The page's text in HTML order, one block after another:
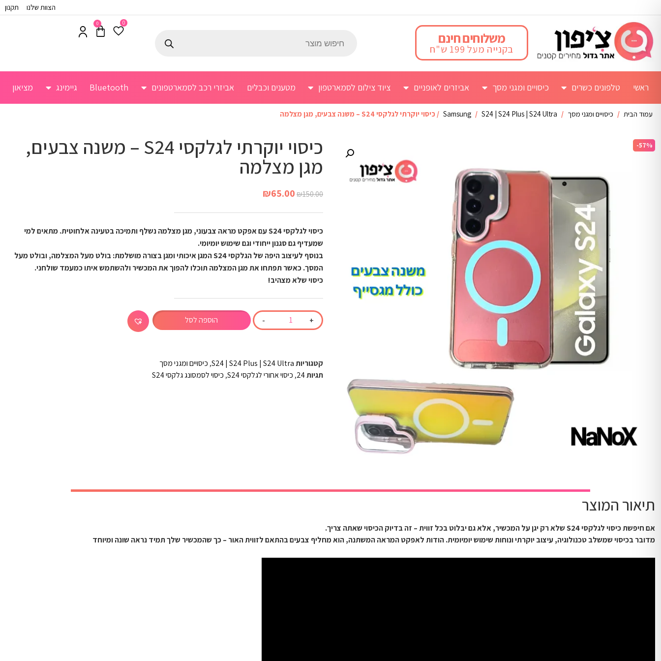
הצוות שלנו תקנון
משלוחים חינם
בקנייה מעל 199 ש"ח
0
0
ראשי טלפונים כשרים כיסויים ומגני מסך אביזרים לאופניים ציוד צילום לסמארטפון מטענים וכבלים אביזרי רכב לסמארטפונים Bluetooth גיימינג מציאון
עמוד הבית / כיסויים ומגני מסך /
Samsung / S24 | S24 Plus | S24 Ultra / כיסוי יוקרתי לגלקסי S24 – משנה צבעים, מגן מצלמה
-57% כיסוי יוקרתי לגלקסי S24 – משנה צבעים,
מגן מצלמה
₪150.00
₪65.00
כיסוי לגלקסי S24 עם אפקט מראה צבעוני, מגן מצלמה נשלף ותמיכה בטעינה אלחוטית. מתאים למי
שמעדיף גם סגנון ייחודי וגם שימוש יומיומי.
בנוסף לעיצוב היפה של הגלקסי S24 המגן איכותי ומגן בצורה מושלמת: בולט מעל המצלמה, ובולט מעל
המסך. כאשר תפתחו את מגן המצלמה תוכלו להפוך את המכשיר ולהשתמש איתו כמעמד שולחני.
כיסוי שלא מצהיב!
+
- הוספה לסל
קטגוריותS24 | S24 Plus | S24 Ultra
, כיסויים ומגני מסך
תגיות24
, כיסוי אחורי לגלקסי S24 , כיסוי לסמסונג גלקסי S24
תיאור המוצר
אם חיפשת כיסוי לגלקסי S24 שלא רק יגן על המכשיר, אלא גם יבלוט בכל זווית – זה בדיוק הכיסוי שאתה צריך.
מדובר בכיסוי שמשלב טכנולוגיה, עיצוב יוקרתי ונוחות שימוש יומיומית. הודות לאפקט המראה המשתנה, הוא מחליף צבעים בהתאם לזווית האור – כך שהמכשיר שלך תמיד נראה שונה ומיוחד